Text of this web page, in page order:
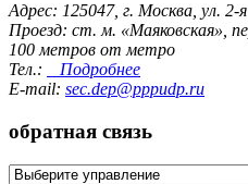
Адрес: 125047, г. Москва, ул. 2-
Проезд: ст. м. «Маяковская»,
100 метров от метро
Тел.:
Подробнее
E-mail: sec.dep@pppudp.ru
обратная связь